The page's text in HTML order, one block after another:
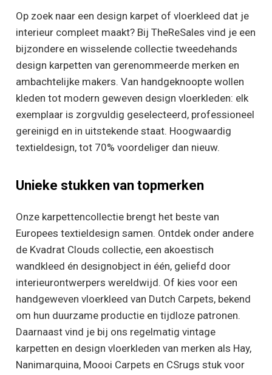
Op zoek naar een design karpet of vloerkleed dat je
interieur compleet maakt? Bij TheReSales vind je een
bijzondere en wisselende collectie tweedehands
design karpetten van gerenommeerde merken en
ambachtelijke makers. Van handgeknoopte wollen
kleden tot modern geweven design vloerkleden: elk
exemplaar is zorgvuldig geselecteerd, professioneel
gereinigd en in uitstekende staat. Hoogwaardig
textieldesign, tot 70% voordeliger dan nieuw.
Unieke stukken van topmerken
Onze karpettencollectie brengt het beste van
Europees textieldesign samen. Ontdek onder andere
de Kvadrat Clouds collectie, een akoestisch
wandkleed én designobject in één, geliefd door
interieurontwerpers wereldwijd. Of kies voor een
handgeweven vloerkleed van Dutch Carpets, bekend
om hun duurzame productie en tijdloze patronen.
Daarnaast vind je bij ons regelmatig vintage
karpetten en design vloerkleden van merken als Hay,
Nanimarquina, Moooi Carpets en CSrugs stuk voor